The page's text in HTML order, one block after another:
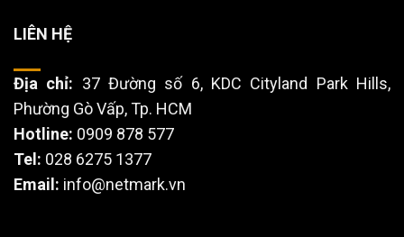
LIÊN HỆ
Địa chỉ: 37 Đường số 6, KDC Cityland Park Hills,
Phường Gò Vấp, Tp. HCM
Hotline: 0909 878 577
Tel: 028 6275 1377
Email: info@netmark.vn